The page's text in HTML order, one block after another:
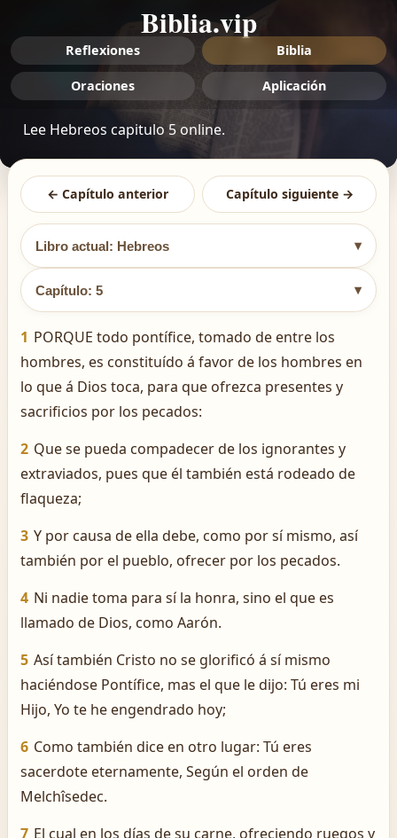
Biblia.vip
Reflexiones Biblia
Oraciones Aplicación
Lee Hebreos capitulo 5 online.
← Capítulo anterior Capítulo siguiente →
Libro actual: Hebreos ▾
Capítulo: 5 ▾
1 PORQUE todo pontífice, tomado de entre los
hombres, es constituído á favor de los hombres en
lo que á Dios toca, para que ofrezca presentes y
sacrificios por los pecados:
2 Que se pueda compadecer de los ignorantes y
extraviados, pues que él también está rodeado de
flaqueza;
3 Y por causa de ella debe, como por sí mismo, así
también por el pueblo, ofrecer por los pecados.
4 Ni nadie toma para sí la honra, sino el que es
llamado de Dios, como Aarón.
5 Así también Cristo no se glorificó á sí mismo
haciéndose Pontífice, mas el que le dijo: Tú eres mi
Hijo, Yo te he engendrado hoy;
6 Como también dice en otro lugar: Tú eres
sacerdote eternamente, Según el orden de
Melchîsedec.
7 El cual en los días de su carne, ofreciendo ruegos y